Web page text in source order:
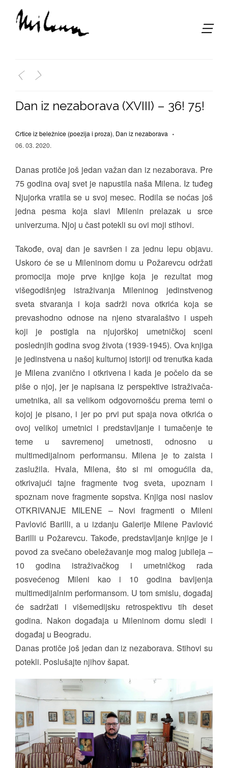
,
< >
Dan iz nezaborava (XVIII) – 36! 75!
Crtice iz beležnice (poezija i proza), Dan iz nezaborava
06. 03. 2020.
Danas protiče još jedan važan dan iz nezaborava. Pre
75 godina ovaj svet je napustila naša Milena. Iz tuđeg
Njujorka vratila se u svoj mesec. Rodila se noćas još
jedna pesma koja slavi Milenin prelazak u srce
univerzuma. Njoj u čast potekli su ovi moji stihovi.
Takođe, ovaj dan je savršen i za jednu lepu objavu.
Uskoro će se u Mileninom domu u Požarevcu održati
promocija moje prve knjige koja je rezultat mog
višegodišnjeg istraživanja Mileninog jedinstvenog
sveta stvaranja i koja sadrži nova otkrića koja se
prevashodno odnose na njeno stvaralaštvo i uspeh
koji je postigla na njujorškoj umetničkoj sceni
poslednjih godina svog života (1939-1945). Ova knjiga
je jedinstvena u našoj kulturnoj istoriji od trenutka kada
je Milena zvanično i otkrivena i kada je počelo da se
piše o njoj, jer je napisana iz perspektive istraživača-
umetnika, ali sa velikom odgovornošću prema temi o
kojoj je pisano, i jer po prvi put spaja nova otkrića o
ovoj velikoj umetnici i predstavljanje i tumačenje te
teme u savremenoj umetnosti, odnosno u
multimedijalnom performansu. Milena je to zaista i
zaslužila. Hvala, Milena, što si mi omogućila da,
otkrivajući tajne fragmente tvog sveta, upoznam i
spoznam nove fragmente sopstva. Knjiga nosi naslov
OTKRIVANJE MILENE – Novi fragmenti o Mileni
Pavlović Barilli, a u izdanju Galerije Milene Pavlović
Barilli u Požarevcu. Takođe, predstavljanje knjige je i
povod za svečano obeležavanje mog malog jubileja –
10 godina istraživačkog i umetničkog rada
posvećenog Mileni kao i 10 godina bavljenja
multimedijalnim performansom. U tom smislu, događaj
će sadržati i višemedijsku retrospektivu tih deset
godina. Nakon događaja u Mileninom domu sledi i
događaj u Beogradu.
Danas protiče još jedan dan iz nezaborava. Stihovi su
potekli. Poslušajte njihov šapat.